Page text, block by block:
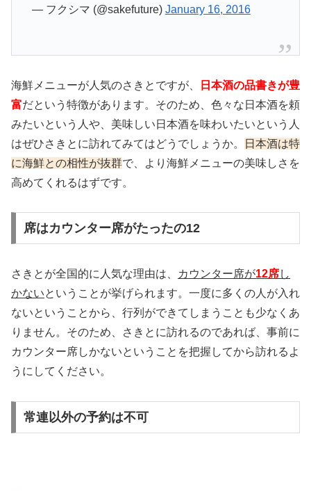
— フクシマ (@sakefuture) January 16, 2016
海鮮メニューが人気のさきとですが、
日本酒の品書きが豊
富だという特徴があります。そのため、色々な日本酒を頼
みたいという人や、美味しい日本酒を味わいたいという人
はぜひさきとに訪れてみてはどうでしょうか。
日本酒は特
に海鮮との相性が抜群で、より海鮮メニューの美味しさを
高めてくれるはずです。
席はカウンター席がたったの12
さきとが全国的に人気な理由は、 カウンター席が12席し
かないということが挙げられます。一度に多くの人が入れ
ないということから、行列ができてしまうことも少なくあ
りません。そのため、さきとに訪れるのであれば、事前に
カウンター席しかないということを把握してから訪れるよ
うにしてください。
常連以外の予約は不可